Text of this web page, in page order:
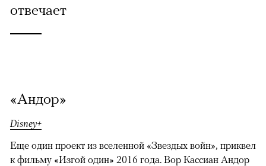
отвечает
«Андор»
Disney+
Еще один проект из вселенной «Звездых войн», приквел
к фильму «Изгой один» 2016 года. Вор Кассиан Андор